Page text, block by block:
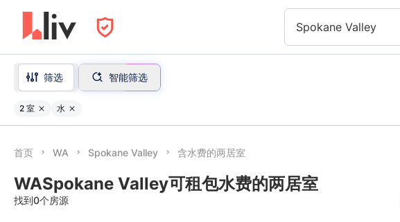
Spokane Valley
筛选 智能筛选
2 室 水
首页 WA Spokane Valley 含水费的两居室
WASpokane Valley可租包水费的两居室
找到0个房源